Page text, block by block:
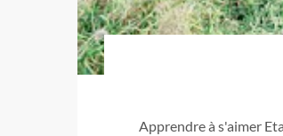
Apprendre à s'aimer